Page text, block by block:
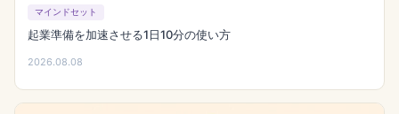
マインドセット
起業準備を加速させる1日10分の使い方
2026.08.08